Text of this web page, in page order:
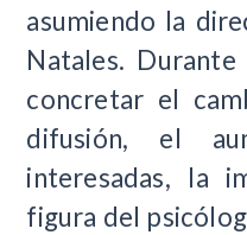
asumiendo la
Natales.
concretar el
difusión, el
interesadas, la
figura del